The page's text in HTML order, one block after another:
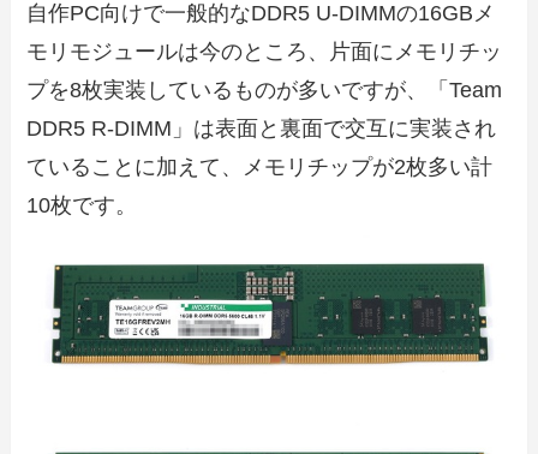
自作PC向けで一般的なDDR5 U-DIMMの16GBメ
モリモジュールは今のところ、片面にメモリチッ
プを8枚実装しているものが多いですが、「Team
DDR5 R-DIMM」は表面と裏面で交互に実装され
ていることに加えて、メモリチップが2枚多い計
10枚です。